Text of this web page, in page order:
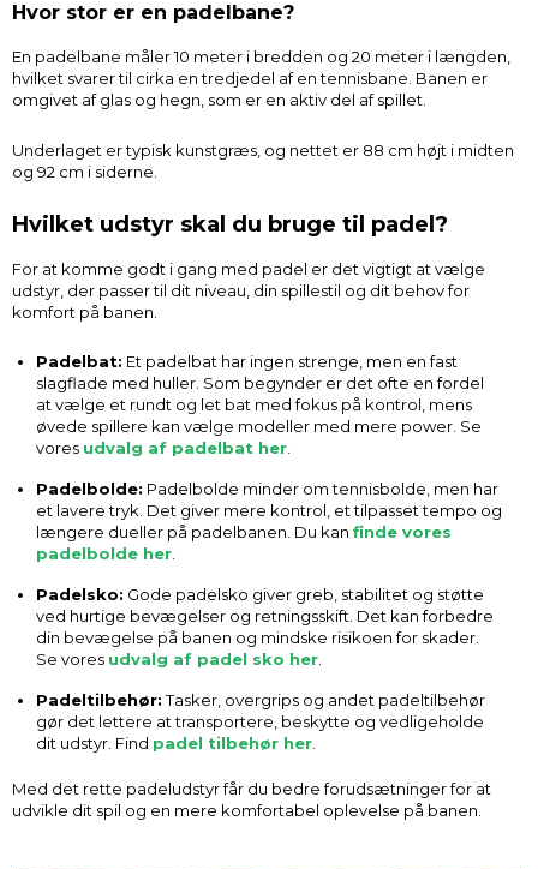
Hvor stor er en padelbane?
En padelbane måler 10 meter i bredden og 20 meter i længden,
hvilket svarer til cirka en tredjedel af en tennisbane. Banen er
omgivet af glas og hegn, som er en aktiv del af spillet.
Underlaget er typisk kunstgræs, og nettet er 88 cm højt i midten
og 92 cm i siderne.
Hvilket udstyr skal du bruge til padel?
For at komme godt i gang med padel er det vigtigt at vælge
udstyr, der passer til dit niveau, din spillestil og dit behov for
komfort på banen.
Padelbat: Et padelbat har ingen strenge, men en fast
slagflade med huller. Som begynder er det ofte en fordel
at vælge et rundt og let bat med fokus på kontrol, mens
øvede spillere kan vælge modeller med mere power. Se
vores udvalg af padelbat her.
Padelbolde: Padelbolde minder om tennisbolde, men har
et lavere tryk. Det giver mere kontrol, et tilpasset tempo og
længere dueller på padelbanen. Du kan finde vores
padelbolde her.
Padelsko: Gode padelsko giver greb, stabilitet og støtte
ved hurtige bevægelser og retningsskift. Det kan forbedre
din bevægelse på banen og mindske risikoen for skader.
Se vores udvalg af padel sko her.
Padeltilbehør:Tasker, overgrips og andet padeltilbehør
gør det lettere at transportere, beskytte og vedligeholde
dit udstyr. Find padel tilbehør her.
Med det rette padeludstyr får du bedre forudsætninger for at
udvikle dit spil og en mere komfortabel oplevelse på banen.